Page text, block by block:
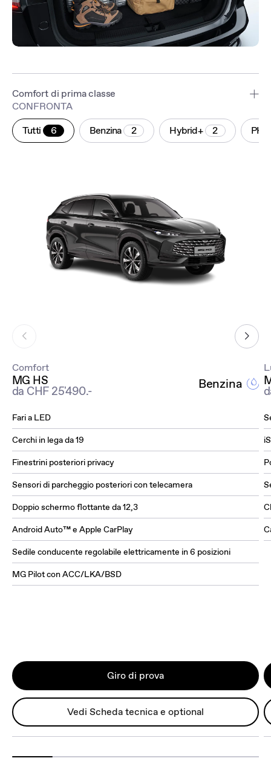
Comfort di prima classe
Grazie alle sospensioni accuratamente messe a punto, la nuova
MG HS offre una guida fluida in tutte le condizioni. Per garantire
che i lunghi viaggi siano confortevoli per ogni passeggero, i sedili
forma aerodinamica del veicolo sono state ottimizzate per ridurre
al minimo il rumore della strada. Inoltre, grazie ai 42 materiali
fonoassorbenti posizionati strategicamente in tutto il veicolo, si è
ben isolati dai rumori esterni.
CONFRONTA
Tutti
6 Benzina 2 Hybrid+ 2
Comfort
MG HS
da CHF 25'490.- Benzina
Fari a LED
Cerchi in lega da 19
Finestrini posteriori privacy
Sensori di parcheggio posteriori con telecamera
Doppio schermo flottante da 12,3
Android Auto™ e Apple CarPlay
Sedile conducente regolabile elettricamente in 6 posizioni
MG Pilot con ACC/LKA/BSD
Giro di prova
Vedi Scheda tecnica e optional